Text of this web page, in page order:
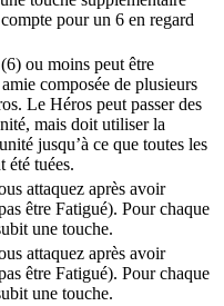
pour un 6 en regard
ou moins peut être
composée de plusieurs
Le Héros peut passer des
mais doit utiliser la
jusqu’à ce que toutes les
été tuées.
attaquez après avoir
être Fatigué). Pour chaque
une touche.
attaquez après avoir
être Fatigué). Pour chaque
une touche.